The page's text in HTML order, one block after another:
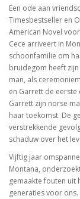
Een ode aan
Timesbestseller en
American Novel
Cece arriveert in
schoonfamilie om
bruidegom heeft
man, als
en Garrett de
Garrett zijn norse
haar toekomst. De
verstrekkende
schaduw over het
Vijftig jaar
Montana,
gemaakte fouten uit
generaties voor ons.